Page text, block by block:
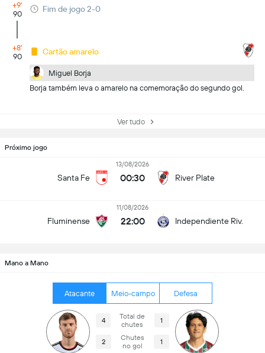
+9'
90
Fim de jogo 2-0
+8'
90
Cartão amarelo
Miguel Borja
Borja também leva o amarelo na comemoração do segundo gol.
Ver tudo
Próximo jogo
Santa Fe
13/08/2026
00:30 River Plate
Fluminense
11/08/2026
22:00 Independiente Riv.
Mano a Mano
Atacante Meio-campo Defesa
4
Total de
chutes
1
2
Chutes
no gol
1